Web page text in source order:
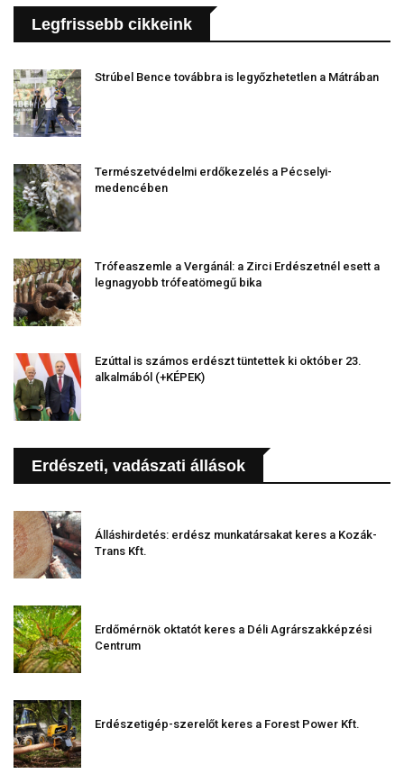
Legfrissebb cikkeink
Strúbel Bence továbbra is legyőzhetetlen a Mátrában
Természetvédelmi erdőkezelés a Pécselyi-
medencében
Trófeaszemle a Vergánál: a Zirci Erdészetnél esett a
legnagyobb trófeatömegű bika
Ezúttal is számos erdészt tüntettek ki október 23.
alkalmából (+KÉPEK)
Erdészeti, vadászati állások
Álláshirdetés: erdész munkatársakat keres a Kozák-
Trans Kft.
Erdőmérnök oktatót keres a Déli Agrárszakképzési
Centrum
Erdészetigép-szerelőt keres a Forest Power Kft.